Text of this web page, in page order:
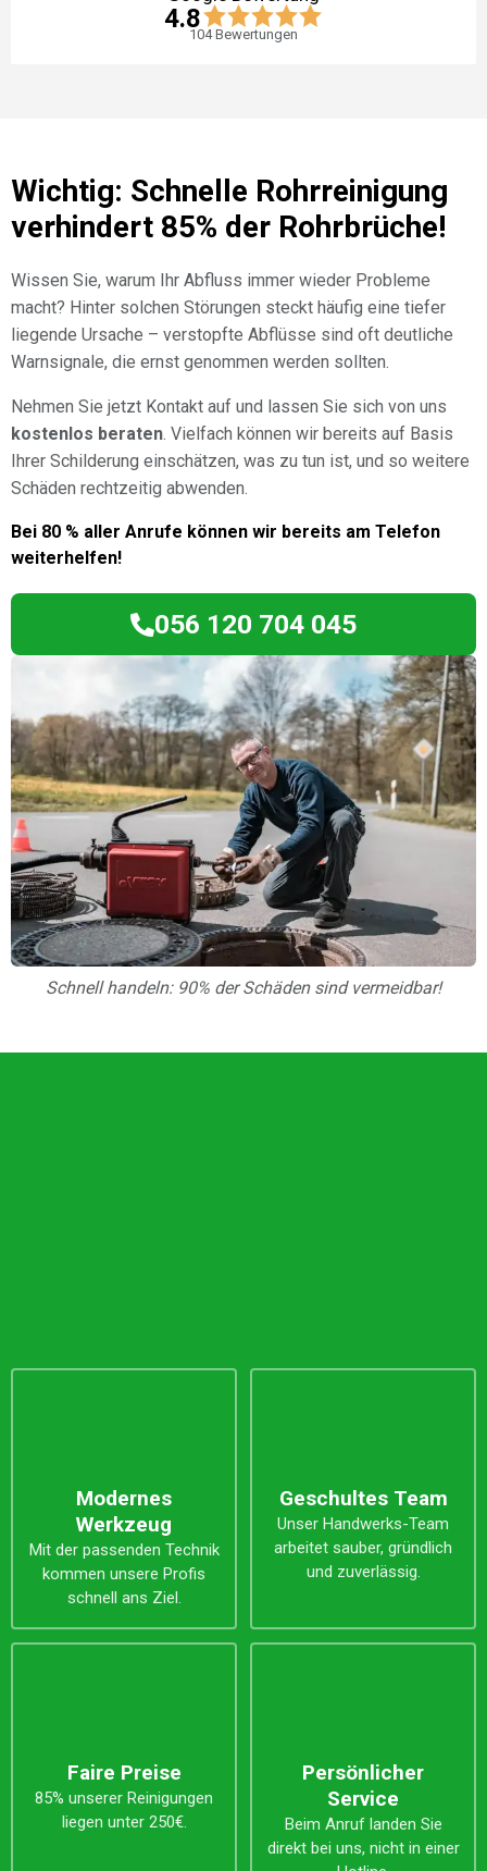
4.8
104Bewertungen
Schnell handeln: 90% der Schäden sind vermeidbar!
Wichtig: Schnelle Rohrreinigung
verhindert 85% der Rohrbrüche!
Wissen Sie, warum Ihr Abfluss immer wieder Probleme
macht? Hinter solchen Störungen steckt häufig eine tiefer
liegende Ursache – verstopfte Abflüsse sind oft deutliche
Warnsignale, die ernst genommen werden sollten.
Nehmen Sie jetzt Kontakt auf und lassen Sie sich von uns
kostenlos beraten. Vielfach können wir bereits auf Basis
Ihrer Schilderung einschätzen, was zu tun ist, und so weitere
Schäden rechtzeitig abwenden.
Bei 80 % aller Anrufe können wir bereits am Telefon
weiterhelfen!
056 120 704 045
Modernes
Werkzeug
Mit der passenden Technik
kommen unsere Profis
schnell ans Ziel.
Geschultes Team
Unser Handwerks-Team
arbeitet sauber, gründlich
und zuverlässig.
Faire Preise
85% unserer Reinigungen
liegen unter 250€.
Persönlicher
Service
Beim Anruf landen Sie
direkt bei uns, nicht in einer